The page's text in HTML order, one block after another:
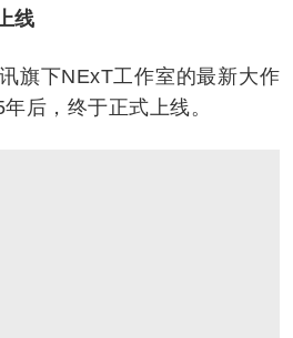
线
下NExT工作室的最新大作
后，终于正式上线。